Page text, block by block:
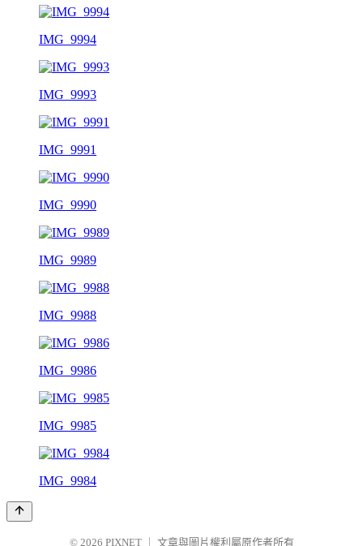
IMG_9994
IMG_9993
IMG_9991
IMG_9990
IMG_9989
IMG_9988
IMG_9986
IMG_9985
IMG_9984
© 2026 PIXNET 文章與圖片權利屬原作者所有